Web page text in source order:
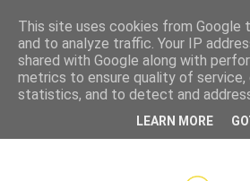

This site uses cookies from Google
and to analyze traffic. Your IP
shared with Google along with
metrics to ensure quality of service,
statistics, and to detect and
LEARN MORE